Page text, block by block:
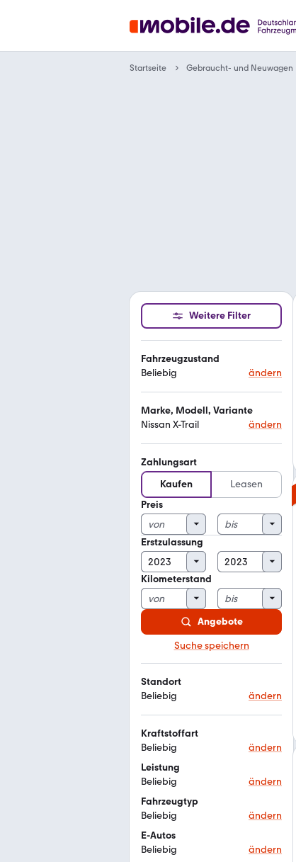
Startseite Gebraucht- und Neuwagen
Weitere Filter
Fahrzeugzustand
Beliebig
ändern
Marke, Modell, Variante
Nissan X-Trail
ändern
Zahlungsart
Kaufen
Leasen
Preis
Erstzulassung
Kilometerstand
Angebote
Suche speichern
Standort
Beliebig
ändern
Kraftstoffart
Beliebig
ändern
Leistung
Beliebig
ändern
Fahrzeugtyp
Beliebig
ändern
E-Autos
Beliebig
ändern